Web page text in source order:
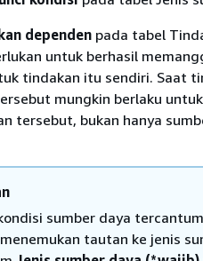
dependen pada tabel
untuk berhasil
tindakan itu sendiri. Saat
mungkin berlaku
tersebut, bukan hanya
sumber daya
tautan ke jenis